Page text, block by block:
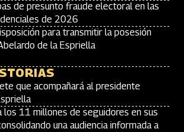
de presunto fraude electoral en las
de 2026
para transmitir la posesión
de la Espriella
que acompañará al presidente
los 11 millones de seguidores en sus
una audiencia informada a